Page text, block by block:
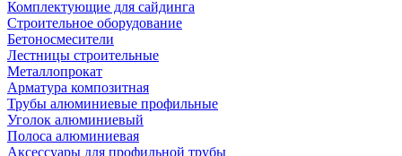
Комплектующие для сайдинга
Строительное оборудование
Бетоносмесители
Лестницы строительные
Металлопрокат
Арматура композитная
Трубы алюминиевые профильные
Уголок алюминиевый
Полоса алюминиевая
Аксессуары для профильной трубы